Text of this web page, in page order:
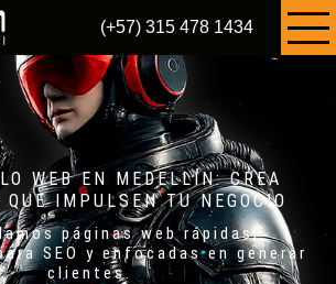
(+57) 315 478 1434
WEB EN MEDELLÍN: CREA
IMPULSEN TU NEGOCIO
páginas web rápidas,
SEO y enfocadas en generar
clientes.